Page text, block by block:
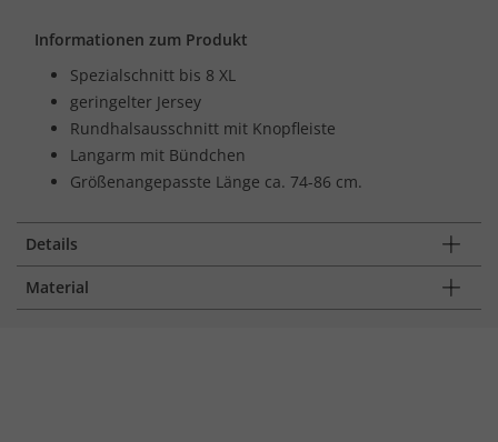
Informationen zum Produkt
Spezialschnitt bis 8 XL
geringelter Jersey
Rundhalsausschnitt mit Knopfleiste
Langarm mit Bündchen
Größenangepasste Länge ca. 74-86 cm.
Details
Material